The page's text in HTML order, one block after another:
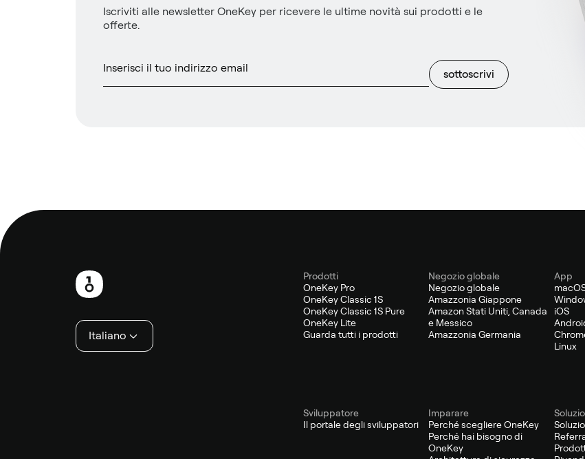
Iscriviti alle newsletter OneKey per ricevere le ultime novità sui prodotti e le
offerte.
sottoscrivi
Italiano
Prodotti
OneKey Pro
OneKey Classic 1S
OneKey Classic 1S Pure
OneKey Lite
Guarda tutti i prodotti
Negozio globale
Negozio globale
Amazzonia Giappone
Amazon Stati Uniti, Canada
e Messico
Amazzonia Germania
App
iOS
Linux
Sviluppatore
Il portale degli sviluppatori
Imparare
Perché scegliere OneKey
Perché hai bisogno di
OneKey